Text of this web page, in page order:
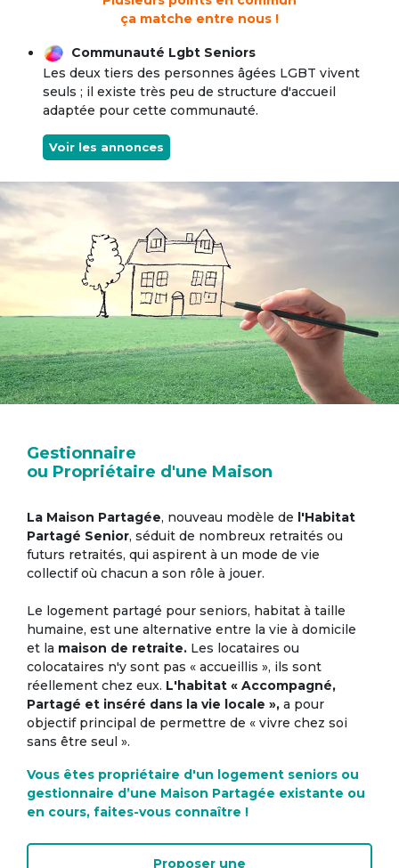
ça matche entre nous !
Communauté Lgbt Seniors
Les deux tiers des personnes âgées LGBT vivent
seuls ; il existe très peu de structure d'accueil
adaptée pour cette communauté.
Voir les annonces
Gestionnaire
ou Propriétaire d'une Maison
La Maison Partagée, nouveau modèle de l'Habitat
Partagé Senior, séduit de nombreux retraités ou
futurs retraités, qui aspirent à un mode de vie
collectif où chacun a son rôle à jouer.
Le logement partagé pour seniors, habitat à taille
humaine, est une alternative entre la vie à domicile
et la maison de retraite. Les locataires ou
colocataires n'y sont pas « accueillis », ils sont
réellement chez eux. L'habitat « Accompagné,
Partagé et inséré dans la vie locale », a pour
objectif principal de permettre de « vivre chez soi
sans être seul ».
Vous êtes propriétaire d'un logement seniors ou
gestionnaire d’une Maison Partagée existante ou
en cours, faites-vous connaître !
Proposer une